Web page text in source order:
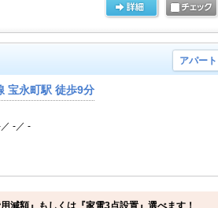
アパート
宝永町駅 徒歩9分
-／ -
用減額』もしくは『家電3点設置』選べます！